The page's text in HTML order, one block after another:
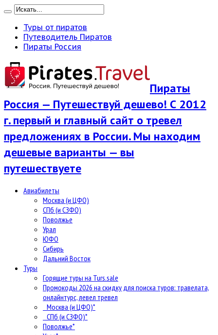
Туры от пиратов
Путеводитель Пиратов
Пираты Россия
Пираты
Россия — Путешествуй дешево! С 2012
г. первый и главный сайт о тревел
предложениях в России. Мы находим
дешевые варианты — вы
путешествуете
Авиабилеты
Москва (и ЦФО)
СПб (и СЗФО)
Поволжье
Урал
ЮФО
Сибирь
Дальний Восток
Туры
Горящие туры на Turs.sale
Промокоды 2026 на скидку для поиска туров: травелата,
онлайнтурс, левел тревел
Москва (и ЦФО)*
СПб (и СЗФО)*
Поволжье*